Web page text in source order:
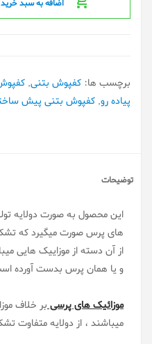
اضافه به سبد خرید
برچسب ها: کفپوش بتنی,
پیاده رو, کفپوش بتنی پیش
توضیحات
این محصول به صورت دولایه
های پرس صورت میگیرد که
از آن دسته از موزاییک هایی
و یا همان پرس بدست آورده
موزائیک های پرسیبر خلاف
میباشند ، از دولایه متفاوت